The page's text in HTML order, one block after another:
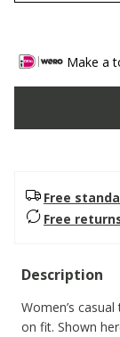
Make a
Free
Free
Description
Women’s
on fit. Shown